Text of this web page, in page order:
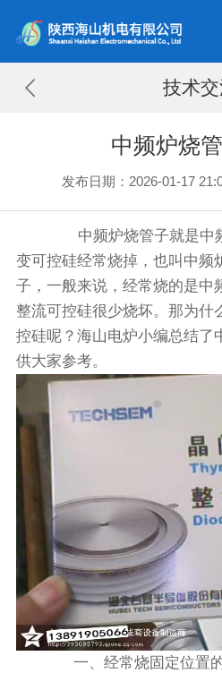
技术
中频炉烧
发布日期：2026-01-17
中频炉烧管子就是中
变可控硅经常烧掉，也叫中频
子，一般来说，经常烧的是中
整流可控硅很少烧坏。那为什
控硅呢？海山电炉小编总结了
供大家参考。
一、经常烧固定位置